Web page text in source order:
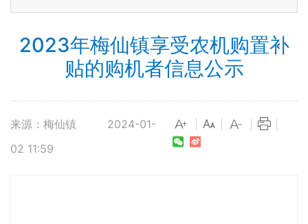
2023年梅仙镇享受农机购置补
贴的购机者信息公示
来源：梅仙镇
2024-01-
02 11:59